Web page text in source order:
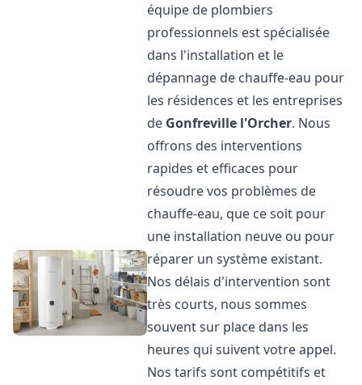
équipe de plombiers
professionnels est spécialisée
dans l'installation et le
dépannage de chauffe-eau pour
les résidences et les entreprises
de Gonfreville l'Orcher. Nous
offrons des interventions
rapides et efficaces pour
résoudre vos problèmes de
chauffe-eau, que ce soit pour
une installation neuve ou pour
réparer un système existant.
Nos délais d'intervention sont
très courts, nous sommes
souvent sur place dans les
heures qui suivent votre appel.
Nos tarifs sont compétitifs et